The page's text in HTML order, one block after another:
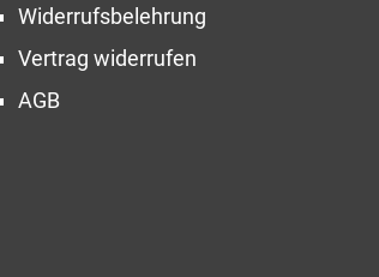
Widerrufsbelehrung
Vertrag widerrufen
AGB